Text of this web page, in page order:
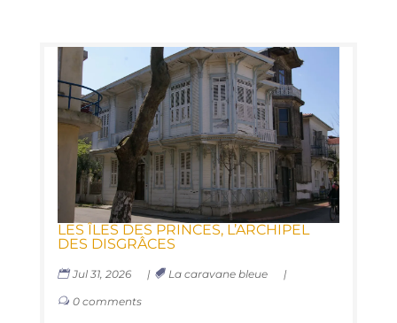
LES ÎLES DES PRINCES, L’AR­CHI­PEL
DES DISGRÂCES
Jul 31, 2026 | La caravane bleue |
0 comments